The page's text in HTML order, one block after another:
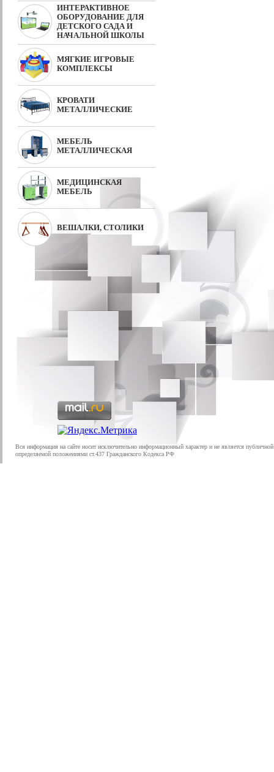
ИНТЕРАКТИВНОЕ
ОБОРУДОВАНИЕ ДЛЯ
ДЕТСКОГО САДА И
НАЧАЛЬНОЙ ШКОЛЫ
МЯГКИЕ ИГРОВЫЕ
КОМПЛЕКСЫ
КРОВАТИ
МЕТАЛЛИЧЕСКИЕ
МЕБЕЛЬ
МЕТАЛЛИЧЕСКАЯ
МЕДИЦИНСКАЯ
МЕБЕЛЬ
ВЕШАЛКИ, СТОЛИКИ
Вся информация на сайте носит исключительно информационный характер и не является
определяемой положениями ст.437 Гражданского Кодекса РФ